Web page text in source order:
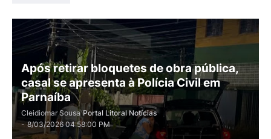
Após retirar bloquetes de obra pública,
casal se apresenta à Polícia Civil em
Parnaíba
Cleidiomar Sousa Portal Litoral Notícias
- 8/03/2026 04:58:00 PM